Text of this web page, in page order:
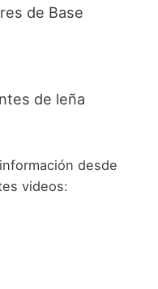
de Base
de leña
desde
videos: